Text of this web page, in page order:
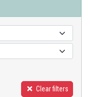
Clear filters